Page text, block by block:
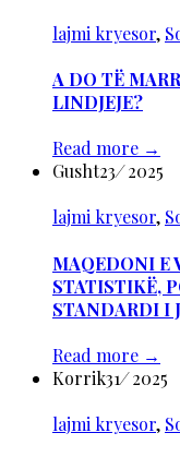
lajmi kryesor,
A DO TË
LINDJEJE?
Read more →
Gusht23/2025
lajmi kryesor,
MAQEDONI E
STATISTIKË,
STANDARDI I
Read more →
Korrik31/2025
lajmi kryesor,